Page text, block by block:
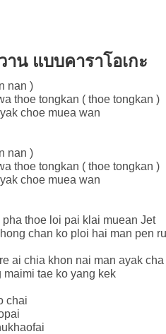
าน แบบคาราโอเกะ
nan )
thoe tongkan ( thoe tongkan )
choe muea wan
nan )
thoe tongkan ( thoe tongkan )
choe muea wan
thoe loi pai klai muean Jet
chan ko ploi hai man pen
ai chia khon nai man ayak
maimi tae ko yang kek
chai